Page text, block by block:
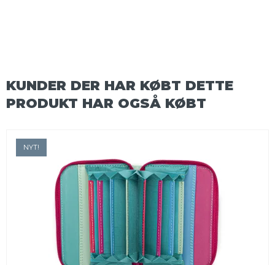
KUNDER DER HAR KØBT DETTE
PRODUKT HAR OGSÅ KØBT
NYT!